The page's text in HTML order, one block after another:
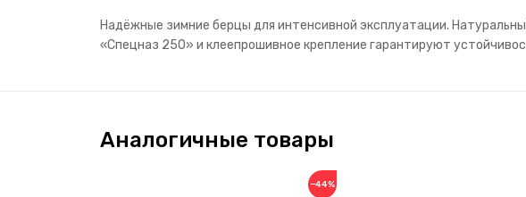
Надёжные зимние берцы для интенсивной эксплуатации.
«Спецназ 250» и клеепрошивное крепление гарантируют
Аналогичные товары
−44%